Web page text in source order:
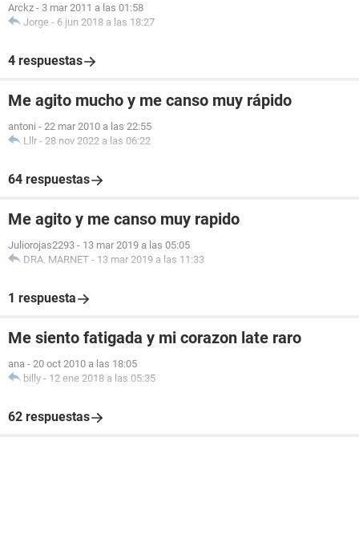
Arckz - 3 mar 2011 a las 01:58
Jorge - 6 jun 2018 a las 18:27
4 respuestas
Me agito mucho y me canso muy rápido
antoni - 22 mar 2010 a las 22:55
Lllr - 28 nov 2022 a las 06:22
64 respuestas
Me agito y me canso muy rapido
Juliorojas2293 - 13 mar 2019 a las 05:05
DRA. MARNET - 13 mar 2019 a las 11:33
1 respuesta
Me siento fatigada y mi corazon late raro
ana - 20 oct 2010 a las 18:05
billy - 12 ene 2018 a las 05:35
62 respuestas